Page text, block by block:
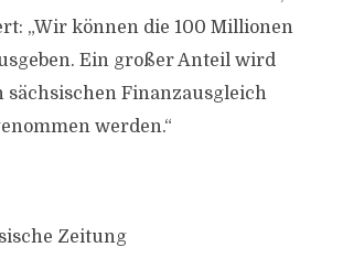
„Wir können die 100 Millionen
Ein großer Anteil wird
sächsischen Finanzausgleich
werden.“
Zeitung